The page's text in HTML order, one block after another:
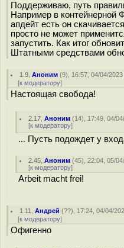
Поддерживаю, путь
Например в контейнерной
апдейт есть он
просто не может
запустить. Как итог
Штатными средствами
1.9 ,Аноним (9), 16:57, 04/04/2023
[к модератору]
Настоящая свобода!
2.17 ,Аноним (14), 17:49, 04/
[к модератору]
... Пусть подождет у
2.45 ,Аноним (45), 22:04, 05/
[к модератору]
Arbeit macht frei!
1.11 ,Андрей (??), 17:24, 04/04/
[к модератору]
Офигенно